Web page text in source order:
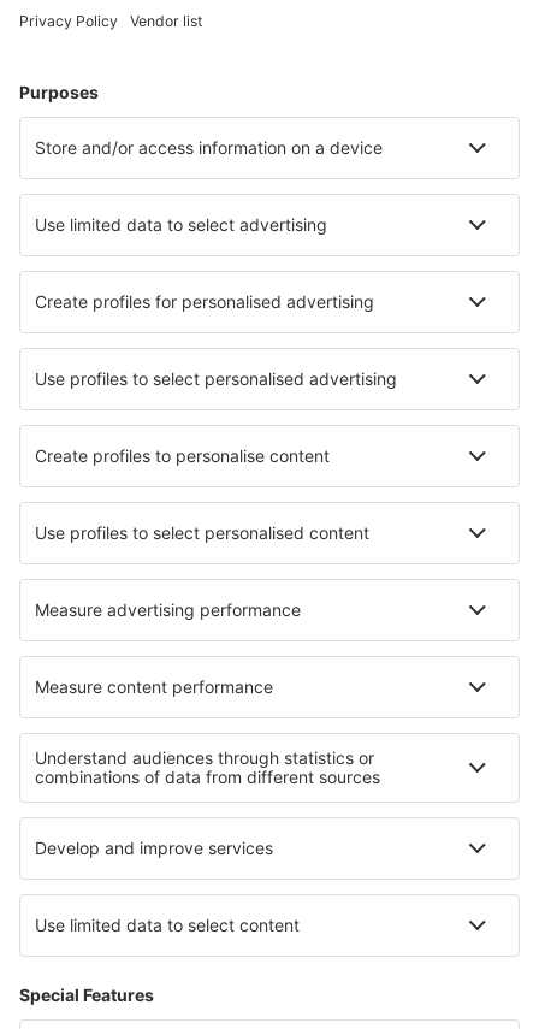
Urlaub
Hotels
Transfers
Sehenswürdigkeiten
Sportveranstaltungen
Mehr Infos
Mobile app
Fluggesellschaften
Ryanair
WizzAir
Lufthansa
Eurowings
Turkish Airlines
Über eSky
Impressum
AGB
Meine Reservierung
Datenschutz
Hilfe und Kontakt
Privatsphäre
Länder